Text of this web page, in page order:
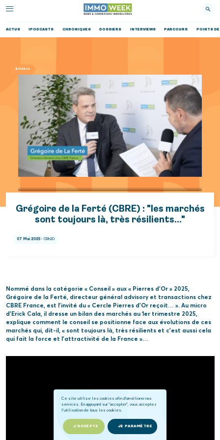
ACTUS IPODCASTS CHRONIQUES DOSSIERS INTERVIEWS PARCOURS POINTS DE
Ce site utilise les cookies afin d'améliorer nos
services. En appuyant sur "accepter", vous acceptez
l'utilisation de tous les cookies.
J'ACCEPTE JE PARAMÈTRE
BUREAUX
Grégoire de la Ferté (CBRE) : "les marchés
sont toujours là, très résilients..."
07 Mai 2025 - 09h30
Nommé dans la catégorie « Conseil » aux « Pierres d’Or » 2025,
Grégoire de la Ferté, directeur général advisory et transactions chez
CBRE France, est l’invité du « Cercle Pierres d’Or reçoit… ». Au micro
d’Erick Cala, il dresse un bilan des marchés au 1er trimestre 2025,
explique comment le conseil se positionne face aux évolutions de ces
marchés qui, dit-il, « sont toujours là, très résilients et c’est aussi cela
qui fait la force et l’attractivité de la France »…